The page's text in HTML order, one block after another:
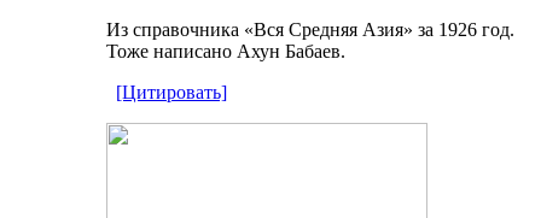
Из справочника «Вся Средняя Азия» за 1926 год.
Тоже написано Ахун Бабаев.
[Цитировать]